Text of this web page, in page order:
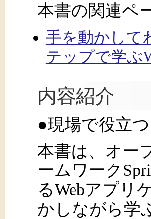
本書の関連ペ
手を動かして
テップで学ぶ
内容紹介
●現場で役立
本書は、オー
ームワーク
るWebアプリ
かしながら学